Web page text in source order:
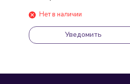
Нет в наличии
Уведомить